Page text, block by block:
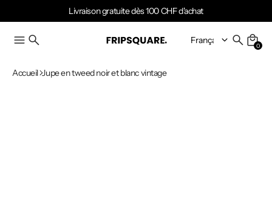
Livraison gratuite dès 100 CHF d'achat
0
Accueil Jupe en tweed noir et blanc vintage